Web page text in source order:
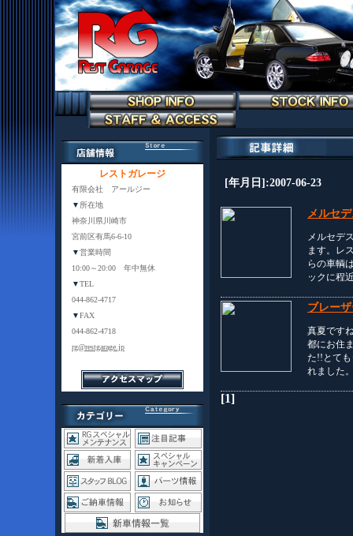
レストガレージ
有限会社 アールジー
▼ 所在地
神奈川県川崎市
宮前区有馬6-6-10
▼営業時間
10:00～20:00 年中無休
▼TEL
044-862-4717
▼FAX
044-862-4718
rg@restgarage.jp
[年月日]:2007-06-23
メルセ
メルセデ
ます。レ
らの車輌
ックに程
ブレー
真夏です
都にお住
た!!とて
れました
[1]